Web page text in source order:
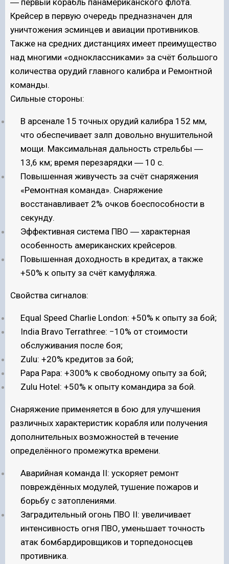
― первый корабль панамериканского флота.
Крейсер в первую очередь предназначен для
уничтожения эсминцев и авиации противников.
Также на средних дистанциях имеет преимущество
над многими «одноклассниками» за счёт большого
количества орудий главного калибра и Ремонтной
команды.
Сильные стороны:
В арсенале 15 точных орудий калибра 152 мм,
что обеспечивает залп довольно внушительной
мощи. Максимальная дальность стрельбы ―
13,6 км; время перезарядки ― 10 с.
Повышенная живучесть за счёт снаряжения
«Ремонтная команда». Снаряжение
восстанавливает 2% очков боеспособности в
секунду.
Эффективная система ПВО ― характерная
особенность американских крейсеров.
Повышенная доходность в кредитах, а также
+50% к опыту за счёт камуфляжа.
Свойства сигналов:
Equal Speed Charlie London: +50% к опыту за бой;
India Bravo Terrathree: −10% от стоимости
обслуживания после боя;
Zulu: +20% кредитов за бой;
Papa Papa: +300% к свободному опыту за бой;
Zulu Hotel: +50% к опыту командира за бой.
Снаряжение применяется в бою для улучшения
различных характеристик корабля или получения
дополнительных возможностей в течение
определённого промежутка времени.
Аварийная команда II: ускоряет ремонт
повреждённых модулей, тушение пожаров и
борьбу с затоплениями.
Заградительный огонь ПВО II: увеличивает
интенсивность огня ПВО, уменьшает точность
атак бомбардировщиков и торпедоносцев
противника.